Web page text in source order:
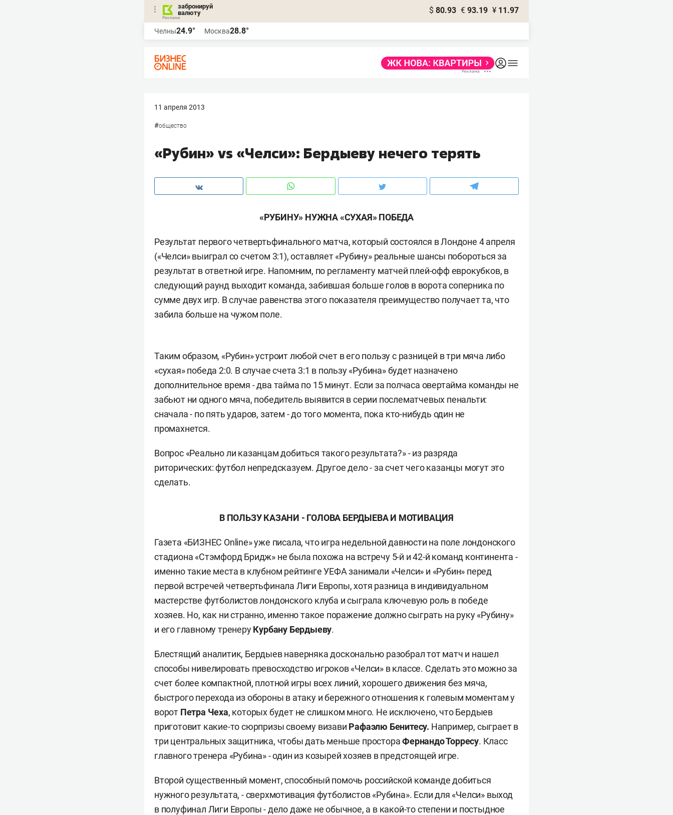
забронируй
валюту
$ 80.93 € 93.19 ¥ 11.97
Челны24.9° Москва28.8°
11 апреля 2013
#общество
«Рубин» vs «Челси»: Бердыеву нечего терять
«РУБИНУ» НУЖНА «СУХАЯ» ПОБЕДА
Результат первого четвертьфинального матча, который состоялся в Лондоне 4 апреля
(«Челси» выиграл со счетом 3:1), оставляет «Рубину» реальные шансы побороться за
результат в ответной игре. Напомним, по регламенту матчей плей-офф еврокубков, в
следующий раунд выходит команда, забившая больше голов в ворота соперника по
сумме двух игр. В случае равенства этого показателя преимущество получает та, что
забила больше на чужом поле.
Таким образом, «Рубин» устроит любой счет в его пользу с разницей в три мяча либо
«сухая» победа 2:0. В случае счета 3:1 в пользу «Рубина» будет назначено
дополнительное время - два тайма по 15 минут. Если за полчаса овертайма команды не
забьют ни одного мяча, победитель выявится в серии послематчевых пенальти:
сначала - по пять ударов, затем - до того момента, пока кто-нибудь один не
промахнется.
Вопрос «Реально ли казанцам добиться такого результата?» - из разряда
риторических: футбол непредсказуем. Другое дело - за счет чего казанцы могут это
сделать.
В ПОЛЬЗУ КАЗАНИ - ГОЛОВА БЕРДЫЕВА И МОТИВАЦИЯ
Газета «БИЗНЕС Online» уже писала, что игра недельной давности на поле лондонского
стадиона «Стэмфорд Бридж» не была похожа на встречу 5-й и 42-й команд континента -
именно такие места в клубном рейтинге УЕФА занимали «Челси» и «Рубин» перед
первой встречей четвертьфинала Лиги Европы, хотя разница в индивидуальном
мастерстве футболистов лондонского клуба и сыграла ключевую роль в победе
хозяев. Но, как ни странно, именно такое поражение должно сыграть на руку «Рубину»
и его главному тренеруКурбану Бердыеву.
Блестящий аналитик, Бердыев наверняка досконально разобрал тот матч и нашел
способы нивелировать превосходство игроков «Челси» в классе. Сделать это можно за
счет более компактной, плотной игры всех линий, хорошего движения без мяча,
быстрого перехода из обороны в атаку и бережного отношения к голевым моментам у
ворот Петра Чеха, которых будет не слишком много. Не исключено, что Бердыев
приготовит какие-то сюрпризы своему визави Рафаэлю Бенитесу. Например, сыграет в
три центральных защитника, чтобы дать меньше простораФернандо Торресу. Класс
главного тренера «Рубина» - один из козырей хозяев в предстоящей игре.
Второй существенный момент, способный помочь российской команде добиться
нужного результата, - сверхмотивация футболистов «Рубина». Если для «Челси» выход
в полуфинал Лиги Европы - дело даже не обычное, а в какой-то степени и постыдное